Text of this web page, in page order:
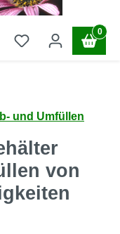
0
und Umfüllen
von